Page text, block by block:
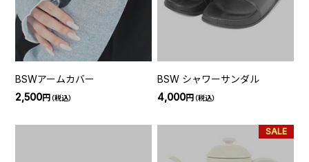
BSWアームカバー
2,500円（税込）
BSW シャワーサンダル
4,000円（税込）
SALE